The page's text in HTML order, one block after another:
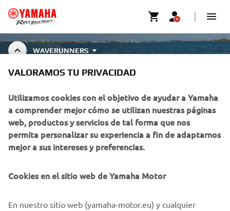
WAVERUNNERS
WAVERUNNER ACCESSORIES
CORPORATIVO
PROFESIONALES
MÁS YAMAHA
VALORAMOS TU PRIVACIDAD
Utilizamos cookies con el objetivo de ayudar a Yamaha
a comprender mejor cómo se utilizan nuestras páginas
web, productos y servicios de tal forma que nos
permita personalizar su experiencia a fin de adaptarnos
mejor a sus intereses y preferencias.
Cookies en el sitio web de Yamaha Motor
En nuestro sitio web (yamaha-motor.eu) y cualquier